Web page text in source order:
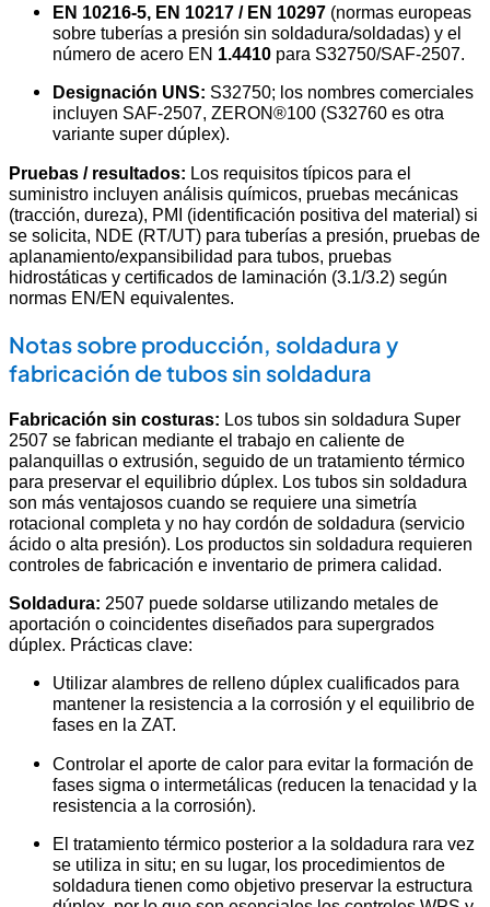
EN 10216-5, EN 10217 / EN 10297 (normas europeas
sobre tuberías a presión sin soldadura/soldadas) y el
número de acero EN 1.4410 para S32750/SAF-2507.
Designación UNS: S32750; los nombres comerciales
incluyen SAF-2507, ZERON®100 (S32760 es otra
variante super dúplex).
Pruebas / resultados: Los requisitos típicos para el
suministro incluyen análisis químicos, pruebas mecánicas
(tracción, dureza), PMI (identificación positiva del material) si
se solicita, NDE (RT/UT) para tuberías a presión, pruebas de
aplanamiento/expansibilidad para tubos, pruebas
hidrostáticas y certificados de laminación (3.1/3.2) según
normas EN/EN equivalentes.
Notas sobre producción, soldadura y
fabricación de tubos sin soldadura
Fabricación sin costuras: Los tubos sin soldadura Super
2507 se fabrican mediante el trabajo en caliente de
palanquillas o extrusión, seguido de un tratamiento térmico
para preservar el equilibrio dúplex. Los tubos sin soldadura
son más ventajosos cuando se requiere una simetría
rotacional completa y no hay cordón de soldadura (servicio
ácido o alta presión). Los productos sin soldadura requieren
controles de fabricación e inventario de primera calidad.
Soldadura: 2507 puede soldarse utilizando metales de
aportación o coincidentes diseñados para supergrados
dúplex. Prácticas clave:
Utilizar alambres de relleno dúplex cualificados para
mantener la resistencia a la corrosión y el equilibrio de
fases en la ZAT.
Controlar el aporte de calor para evitar la formación de
fases sigma o intermetálicas (reducen la tenacidad y la
resistencia a la corrosión).
El tratamiento térmico posterior a la soldadura rara vez
se utiliza in situ; en su lugar, los procedimientos de
soldadura tienen como objetivo preservar la estructura